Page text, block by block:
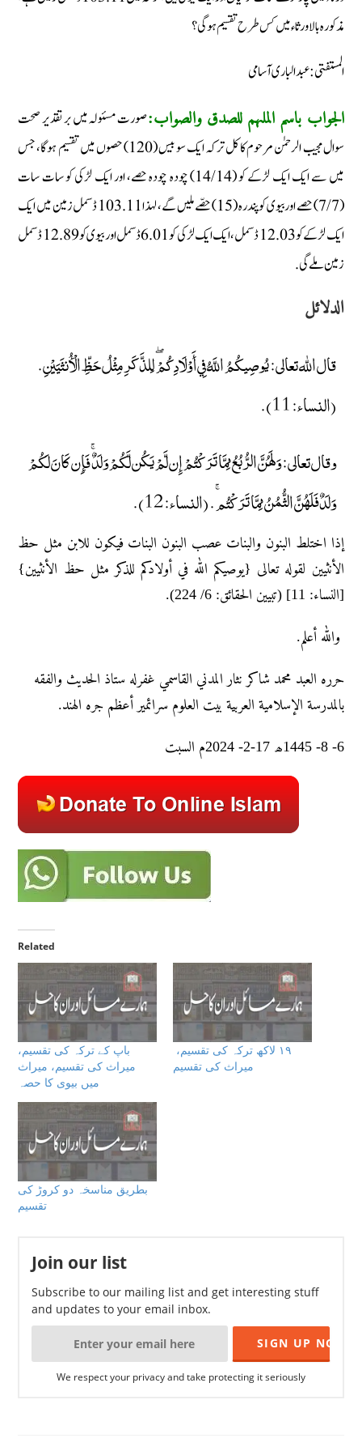
مذکورہ بالا ورثاء میں کس طرح تقسیم ہوگی؟
المستفتی: عبد الباری آسامی
الجواب باسم الملہم للصدق والصواب:صورت مسئولہ میں بر تقدیر صحت
سوال مجیب الرحمٰن مرحوم کا کل ترکہ ایک سو بیس (120) حصوں میں تقسیم ہوگا، جس
میں سے ایک ایک لڑکے کو (14/14) چودہ چودہ حصے، اور ایک لڑکی کو سات سات
(7/7) حصے اور بیوی کو پندرہ (15) حصّے ملیں گے، لہذا 103.11 ڈسمل زمین میں ایک
ایک لڑکے کو 12.03 ڈسمل، ایک ایک لڑکی کو 6.01 ڈسمل اور بیوی کو 12.89 ڈسمل
زمین ملے گی.
الدلائل
قال الله تعالى: يُوصِيكُمُ اللَّهُ فِي أَوْلَادِكُمْ ۖ لِلذَّكَرِ مِثْلُ حَظِّ الْأُنثَيَيْنِ.
(النساء: 11).
وقال تعالى: وَلَهُنَّ الرُّبُعُ مِمَّا تَرَكْتُمْ إِن لَّمْ يَكُن لَّكُمْ وَلَدٌ ۚ فَإِن كَانَ لَكُمْ
وَلَدٌ فَلَهُنَّ الثُّمُنُ مِمَّا تَرَكْتُم ۚ. (النساء: 12).
إذا اختلط البنون والبنات عصب البنون البنات فيكون للابن مثل حظ
الأنثيين لقوله تعالى {يوصيكم الله في أولادكم للذكر مثل حظ الأنثيين}
[النساء: 11] (تبيين الحقائق: 6/ 224).
والله أعلم.
حرره العبد محمد شاکر نثار المدني القاسمي غفرله ستاذ الحديث والفقه
بالمدرسة الإسلامية العربية بيت العلوم سرائمير أعظم جره الهند.
6- 8- 1445ھ 17-2- 2024م السبت
Related
باپ كے تركہ كى تقسيم،
میراث کی تقسیم، میراث
میں بیوی کا حصہ
میراث کی تقسیم
بطریق مناسخہ دو کروڑ کی
تقسیم
Join our list
Subscribe to our mailing list and get interesting stuff
and updates to your email inbox.
We respect your privacy and take protecting it seriously